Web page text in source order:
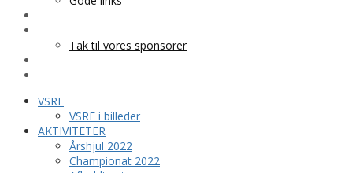
Tak til vores sponsorer
VSRE
VSRE i billeder
AKTIVITETER
Årshjul 2022
Championat 2022